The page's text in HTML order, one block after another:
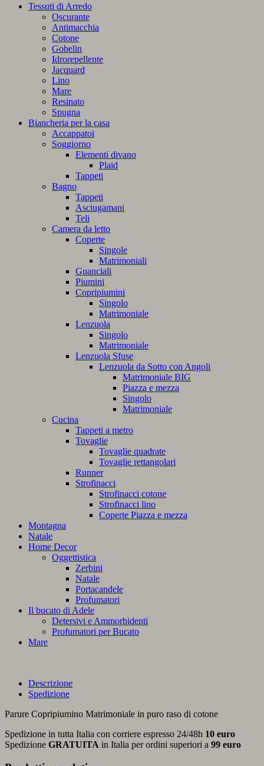
Tessuti di Arredo
Oscurante
Antimacchia
Cotone
Gobelin
Idrorepellente
Jacquard
Lino
Mare
Resinato
Spugna
Biancheria per la casa
Accappatoi
Soggiorno
Elementi divano
Plaid
Tappeti
Bagno
Tappeti
Asciugamani
Teli
Camera da letto
Coperte
Singole
Matrimoniali
Guanciali
Piumini
Copripiumini
Singolo
Matrimoniale
Lenzuola
Singolo
Matrimoniale
Lenzuola Sfuse
Lenzuola da Sotto con Angoli
Matrimoniale BIG
Piazza e mezza
Singolo
Matrimoniale
Cucina
Tappeti a metro
Tovaglie
Tovaglie quadrate
Tovaglie rettangolari
Runner
Strofinacci
Strofinacci cotone
Strofinacci lino
Coperte Piazza e mezza
Montagna
Natale
Home Decor
Oggettistica
Zerbini
Natale
Portacandele
Profumatori
Il bucato di Adele
Detersivi e Ammorbidenti
Profumatori per Bucato
Mare
Descrizione
Spedizione
Parure Copripiumino Matrimoniale in puro raso di cotone
Spedizione in tutta Italia con corriere espresso 24/48h 10 euro
Spedizione GRATUITA in Italia per ordini superiori a 99 euro